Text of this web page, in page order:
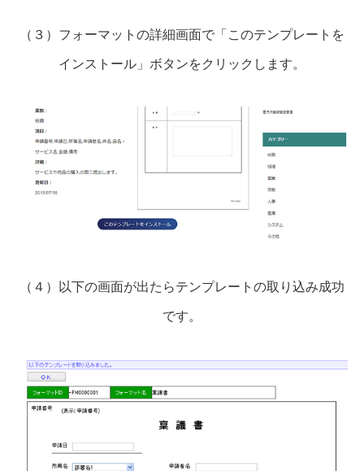
（３）フォーマットの詳細画面で「このテンプレートを
インストール」ボタンをクリックします。
（４）以下の画面が出たらテンプレートの取り込み成功
です。